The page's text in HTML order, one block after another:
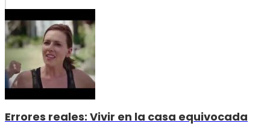
Errores reales: Vivir en la casa equivocada